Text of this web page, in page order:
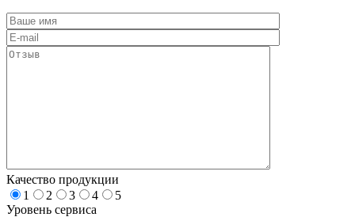
Качество продукции
1
2 3 4
5
Уровень сервиса